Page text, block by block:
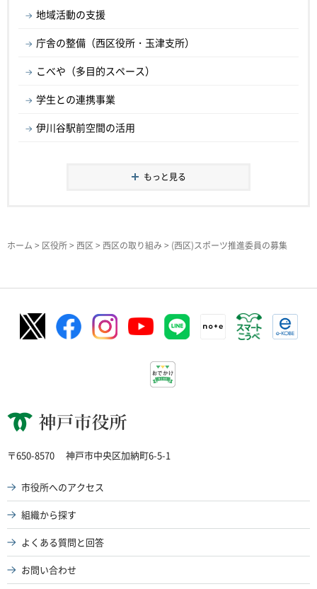
地域活動の支援
庁舎の整備（西区役所・玉津支所）
こべや（多目的スペース）
学生との連携事業
伊川谷駅前空間の活用
もっと見る
ホーム > 区役所> 西区> 西区の取り組み > (西区)スポーツ推進委員の募集
神戸市役所
〒650-8570 神戸市中央区加納町6-5-1
市役所へのアクセス
組織から探す
よくある質問と回答
お問い合わせ